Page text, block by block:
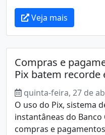
Veja mais
Compras e
Pix batem recorde
quinta-feira, 27 de
O uso do Pix, sistema
instantâneas do Banco
compras e